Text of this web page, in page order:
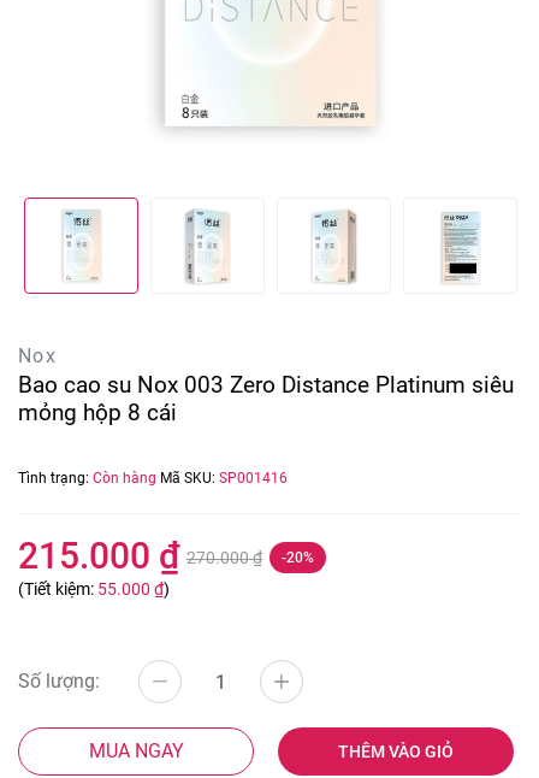
Nox
Bao cao su Nox 003 Zero Distance Platinum siêu
mỏng hộp 8 cái
Tình trạng: Còn hàng Mã SKU: SP001416
215.000 ₫ 270.000 ₫ -20%
(Tiết kiệm: 55.000 ₫)
Số lượng:
MUA NGAY THÊM VÀO GIỎ